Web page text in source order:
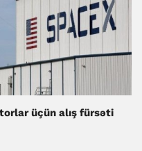
üçün alış fürsəti